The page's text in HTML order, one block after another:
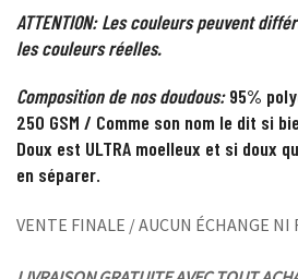
ATTENTION: Les couleurs peuvent
les couleurs réelles.
Composition de nos doudous:95%
250 GSM / Comme son nom le dit si
Doux est ULTRA moelleux et si doux
en séparer.
VENTE FINALE / AUCUN ÉCHANGE NI